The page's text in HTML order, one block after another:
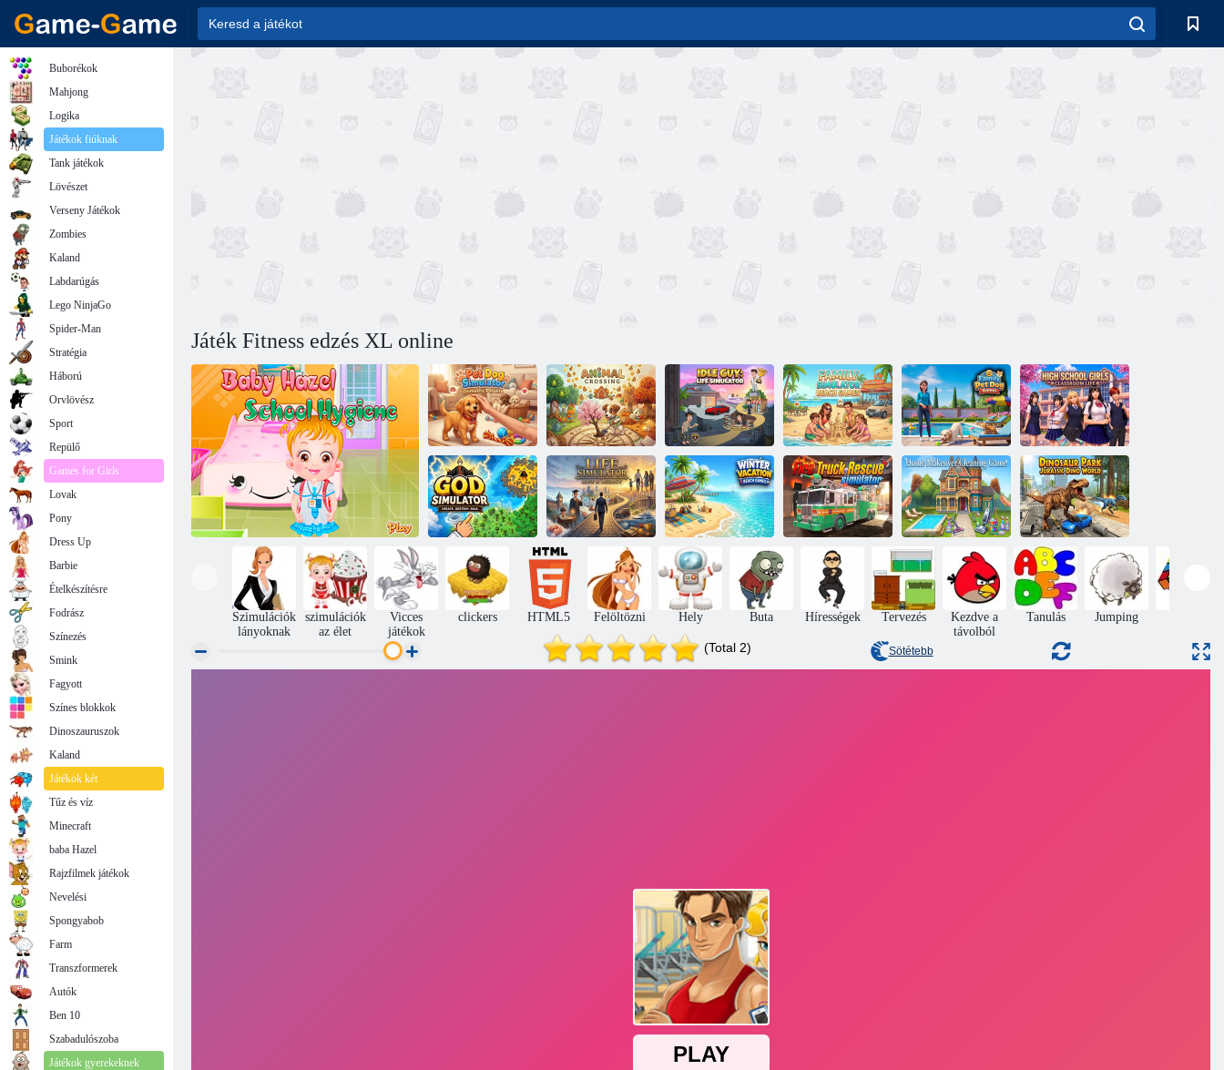
Játék Fitness edzés XL online
Pet Dog
Simulator
Animal
Crossing
Idle Guy Life
Simulator
Családi
szimulátor
tengerparti
játékok
Családi kiskutya
játékok
Középiskolás
lányok
osztálytermi
élete
Isten szimulátor
Life Simulator
Rise & Legacy
Téli vakáció
Beach Games
Fire Truck
Rescue
szimulátor
Otthoni
átalakítása
takarító játék
Dinosaur Park
Jurassic Dino
World
Szimulációk
lányoknak
szimulációk
az élet
Vicces
játékok
clickers HTML5 Felöltözni Hely Buta Hírességek Tervezés
Kezdve a
távolból
Tanulás Jumping
(Total 2) Sötétebb
Buborékok
Mahjong
Logika
Játékok fiúknak
Tank játékok
Lövészet
Verseny Játékok
Zombies
Kaland
Labdarúgás
Lego NinjaGo
Spider-Man
Stratégia
Háború
Orvlövész
Sport
Repülő
Games for Girls
Lovak
Pony
Dress Up
Barbie
Ételkészítésre
Fodrász
Színezés
Smink
Fagyott
Színes blokkok
Dinoszauruszok
Kaland
Játékok két
Tűz és víz
Minecraft
baba Hazel
Rajzfilmek játékok
Nevelési
Spongyabob
Farm
Transzformerek
Autók
Ben 10
Szabadulószoba
Játékok gyerekeknek